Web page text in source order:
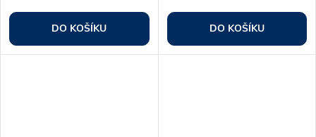
DO KOŠÍKU DO KOŠÍKU